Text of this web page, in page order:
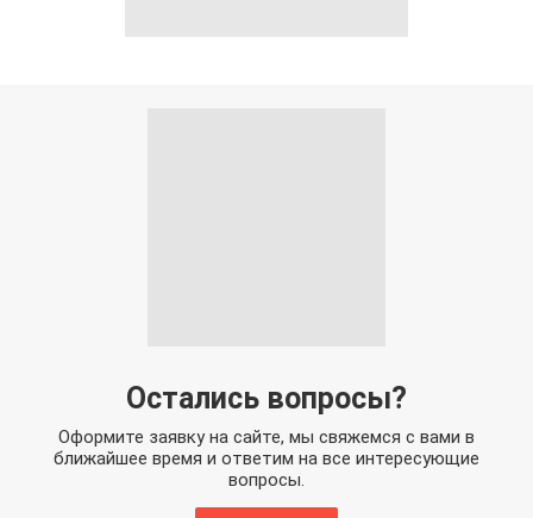
Остались вопросы?
Оформите заявку на сайте, мы свяжемся с вами в
ближайшее время и ответим на все интересующие
вопросы.